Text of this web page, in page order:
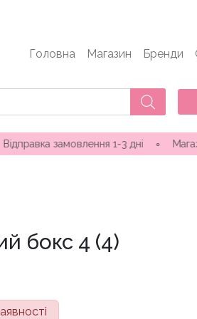
Головна Магазин Бренди
1-3 дні ∘ Магазини в
бокс 4 (4)